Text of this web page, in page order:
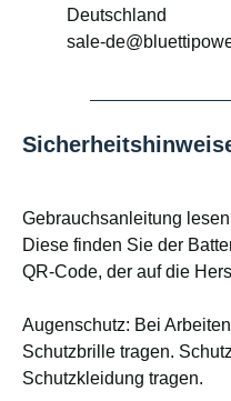
Deutschland
sale-
Gebrauchsanleitung
Diese finden Sie der
QR-Code, der auf die
Augenschutz: Bei
Schutzbrille tragen.
Schutzkleidung tragen.